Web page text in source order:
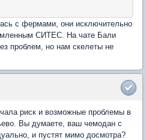
с фермами, они исключительно
СИТЕС. На чате Бали
проблем, но нам скелеты не
риск и возможные проблемы в
Вы думаете, ваш чемодан с
и пустят мимо досмотра?